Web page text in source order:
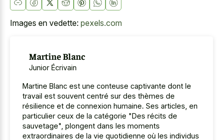
Images en vedette: pexels.com
Martine Blanc
Junior Écrivain
Martine Blanc est une conteuse captivante dont le
travail est souvent centré sur des thèmes de
résilience et de connexion humaine. Ses articles, en
particulier ceux de la catégorie "Des récits de
sauvetage", plongent dans les moments
extraordinaires de la vie quotidienne où les individus